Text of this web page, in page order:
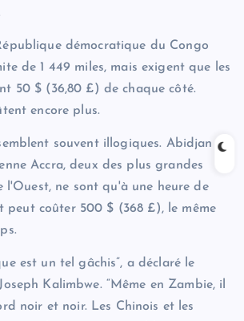
démocratique du Congo
de 1 449 miles, mais exigent que les
50 $ (36,80 £) de chaque côté.
encore plus.
souvent illogiques. Abidjan et
Accra, deux des plus grandes
l'Ouest, ne sont qu'à une heure de
peut coûter 500 $ (368 £), le même
est un tel gâchis”, a déclaré le
Kalimbwe. “Même en Zambie, il
noir et noir. Les Chinois et les